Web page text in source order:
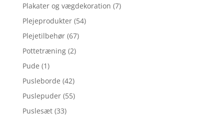
Plakater og vægdekoration (7)
Plejeprodukter (54)
Plejetilbehør (67)
Pottetræning (2)
Pude (1)
Pusleborde (42)
Puslepuder (55)
Puslesæt (33)